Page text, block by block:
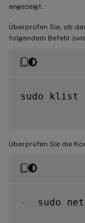
angezeigt.
Überprüfen Sie, ob
folgendem Befehl
sudo klist
Überprüfen Sie die
-
sudo